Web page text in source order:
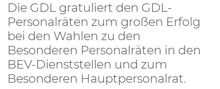
Die GDL gratuliert den GDL-
Personalräten zum großen Erfolg
bei den Wahlen zu den
Besonderen Personalräten in den
BEV-Dienststellen und zum
Besonderen Hauptpersonalrat.